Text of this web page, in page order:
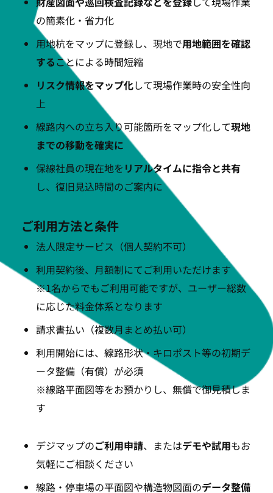
の簡素化・省力化
用地杭をマップに登録し、現地で用地範囲を確認
することによる時間短縮
リスク情報をマップ化して現場作業時の安全性向
上
線路内への立ち入り可能箇所をマップ化して現地
までの移動を確実に
保線社員の現在地を リアルタイムに指令と共有
し、復旧見込時間のご案内に
ご利用方法と条件
法人限定サービス（個人契約不可）
利用契約後、月額制にてご利用いただけます
※1名からでもご利用可能ですが、ユーザー総数
に応じた料金体系となります
請求書払い（複数月まとめ払い可）
利用開始には、線路形状・キロポスト等の初期デ
ータ整備（有償）が必須
※線路平面図等をお預かりし、無償で御見積しま
す
デジマップのご利用申請、またはデモや試用もお
気軽にご相談ください
線路・停車場の平面図や構造物図面のデータ整備